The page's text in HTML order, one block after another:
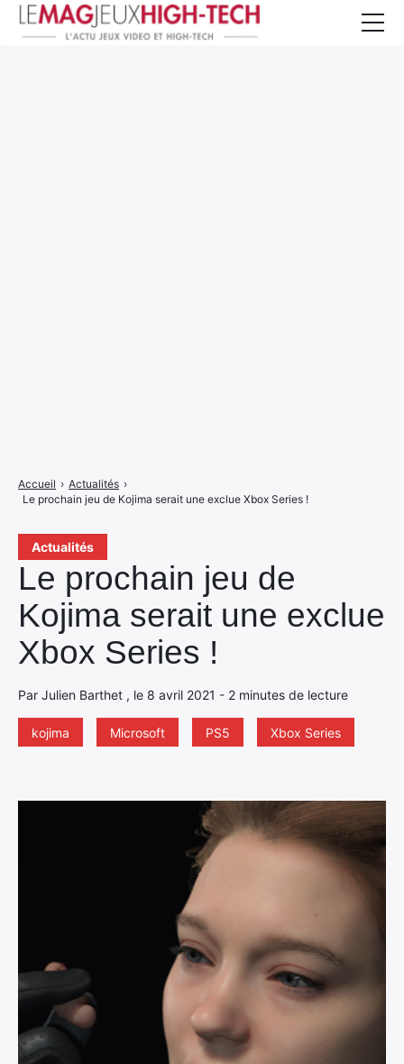
Actualités
Le prochain jeu de
Kojima serait une exclue
Xbox Series !
Par Julien Barthet , le 8 avril 2021 - 2 minutes de lecture
kojima Microsoft PS5 Xbox Series
Accueil › Actualités ›
Le prochain jeu de Kojima serait une exclue Xbox Series !